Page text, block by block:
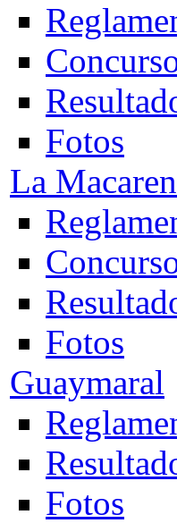
Fotos
La
Fotos
Guaymaral
Fotos